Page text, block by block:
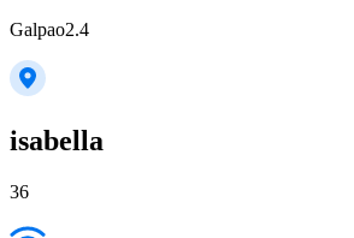
Galpao2.4
isabella
36